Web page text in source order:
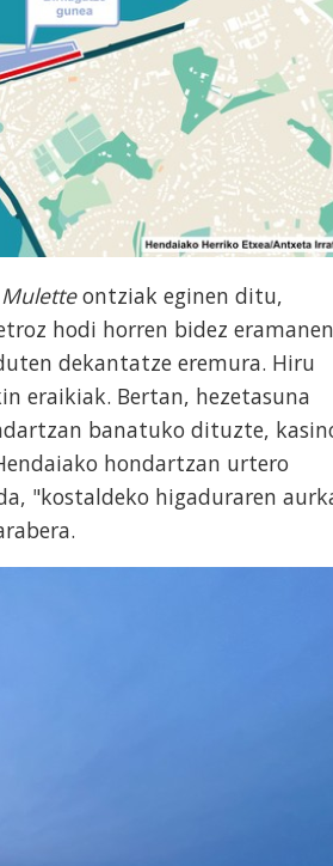
ontziak eginen ditu,
hodi horren bidez eramanen
dekantatze eremura. Hiru
eraikiak. Bertan, hezetasuna
banatuko dituzte,
hondartzan urtero
"kostaldeko higaduraren